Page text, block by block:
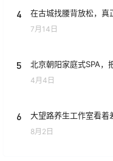
4 在古城找腰背放松，真
7月14日
5 北京朝阳家庭式SPA，
4月4日
6 大望路养生工作室看着
8月2日